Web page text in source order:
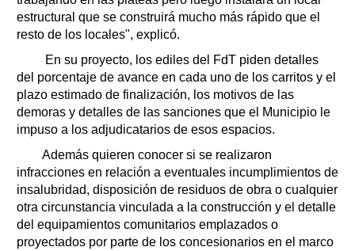
estructural que se construirá mucho más rápido que el
resto de los locales", explicó.
En su proyecto, los ediles del FdT piden detalles
del porcentaje de avance en cada uno de los carritos y el
plazo estimado de finalización, los motivos de las
demoras y detalles de las sanciones que el Municipio le
impuso a los adjudicatarios de esos espacios.
Además quieren conocer si se realizaron
infracciones en relación a eventuales incumplimientos de
insalubridad, disposición de residuos de obra o cualquier
otra circunstancia vinculada a la construcción y el detalle
del equipamientos comunitarios emplazados o
proyectados por parte de los concesionarios en el marco